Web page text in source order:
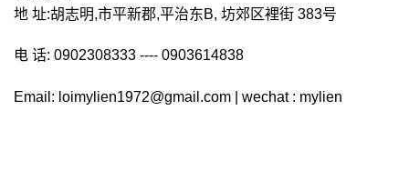
地 址:胡志明,市平新郡,平治东B, 坊郊区裡街 383号
电 话: 0902308333 ---- 0903614838
Email: loimylien1972@gmail.com | wechat : mylien